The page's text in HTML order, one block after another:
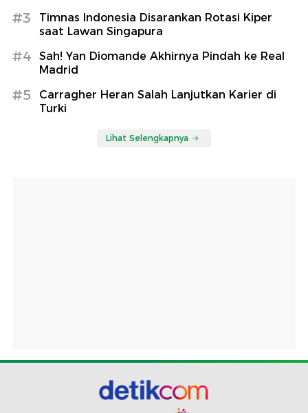
#3
Timnas Indonesia Disarankan Rotasi Kiper
saat Lawan Singapura
#4
Sah! Yan Diomande Akhirnya Pindah ke Real
Madrid
#5
Carragher Heran Salah Lanjutkan Karier di
Turki
Lihat Selengkapnya